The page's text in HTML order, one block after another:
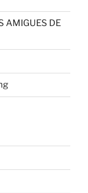
AMIGUES DE